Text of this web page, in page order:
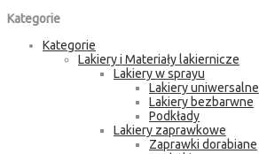
Kategorie
Kategorie
Lakiery i Materiały lakiernicze
Lakiery w sprayu
Lakiery uniwersalne
Lakiery bezbarwne
Podkłady
Lakiery zaprawkowe
Zaprawki dorabiane